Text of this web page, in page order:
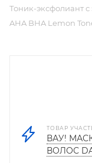
Тоник-эксфолиант
AHA BHA Lemon
ТОВАР
ВАУ!
ВОЛОС